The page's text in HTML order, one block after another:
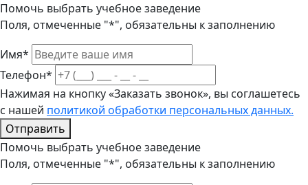
Помочь выбрать учебное заведение
Поля, отмеченные "*", обязательны к заполнению
Имя*
Телефон*
Нажимая на кнопку «Заказать звонок», вы соглашетесь
с нашей политикой обработки персональных данных.
Отправить
Помочь выбрать учебное заведение
Поля, отмеченные "*", обязательны к заполнению